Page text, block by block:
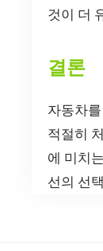
것이 더
결론
자동차
적절히
에 미치
선의 선